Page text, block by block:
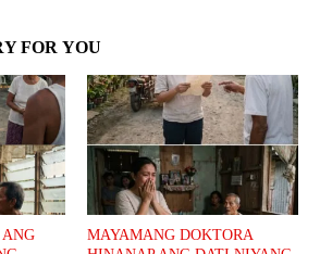
FOR YOU
ANG
MAYAMANG DOKTORA